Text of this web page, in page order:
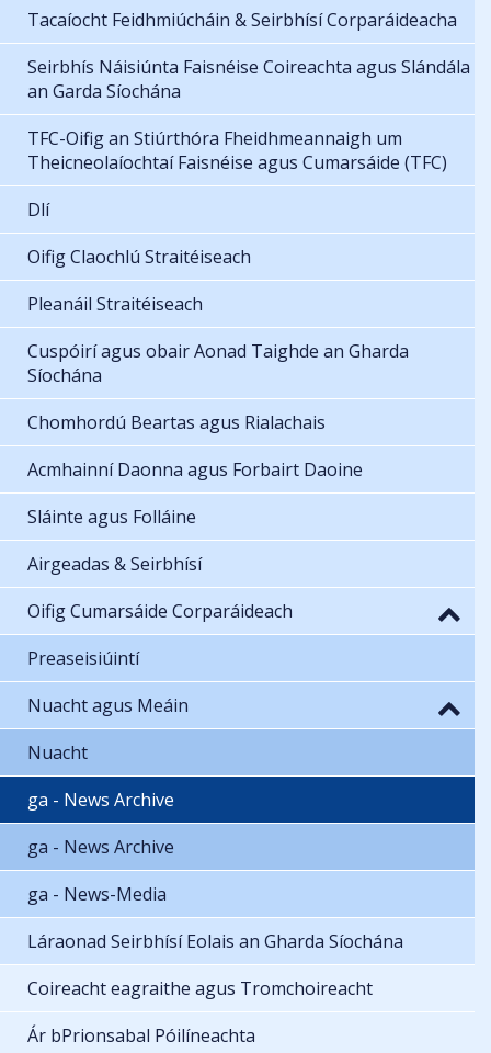
Tacaíocht Feidhmiúcháin & Seirbhísí Corparáideacha
Seirbhís Náisiúnta Faisnéise Coireachta agus Slándála
an Garda Síochána
TFC-Oifig an Stiúrthóra Fheidhmeannaigh um
Theicneolaíochtaí Faisnéise agus Cumarsáide (TFC)
Dlí
Oifig Claochlú Straitéiseach
Pleanáil Straitéiseach
Cuspóirí agus obair Aonad Taighde an Gharda
Síochána
Chomhordú Beartas agus Rialachais
Acmhainní Daonna agus Forbairt Daoine
Sláinte agus Folláine
Airgeadas & Seirbhísí
Oifig Cumarsáide Corparáideach
Preaseisiúintí
Nuacht agus Meáin
Nuacht
ga - News Archive
ga - News Archive
ga - News-Media
Láraonad Seirbhísí Eolais an Gharda Síochána
Coireacht eagraithe agus Tromchoireacht
Ár bPrionsabal Póilíneachta